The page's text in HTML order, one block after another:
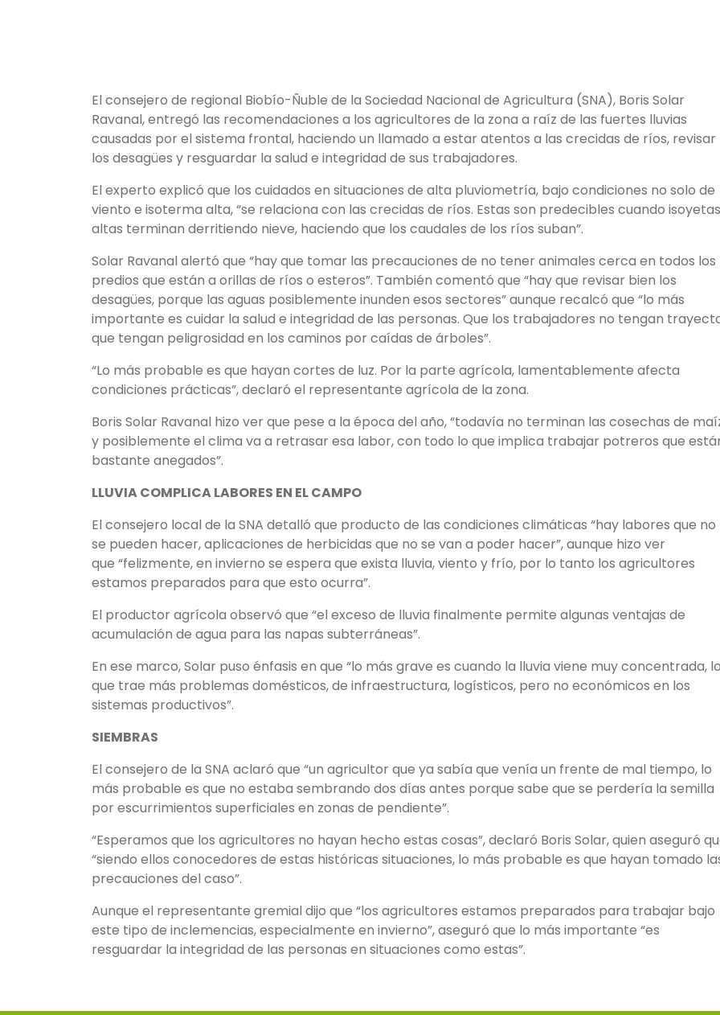
El consejero de regional Biobío-Ñuble de la Sociedad Nacional de Agricultura (SNA), Boris Solar
Ravanal, entregó las recomendaciones a los agricultores de la zona a raíz de las fuertes lluvias
causadas por el sistema frontal, haciendo un llamado a estar atentos a las crecidas de ríos, revisar
los desagües y resguardar la salud e integridad de sus trabajadores.
El experto explicó que los cuidados en situaciones de alta pluviometría, bajo condiciones no solo de
viento e isoterma alta, “se relaciona con las crecidas de ríos. Estas son predecibles cuando isoyetas
altas terminan derritiendo nieve, haciendo que los caudales de los ríos suban”.
Solar Ravanal alertó que “hay que tomar las precauciones de no tener animales cerca en todos los
predios que están a orillas de ríos o esteros”. También comentó que “hay que revisar bien los
desagües, porque las aguas posiblemente inunden esos sectores” aunque recalcó que “lo más
importante es cuidar la salud e integridad de las personas. Que los trabajadores no tengan
que tengan peligrosidad en los caminos por caídas de árboles”.
“Lo más probable es que hayan cortes de luz. Por la parte agrícola, lamentablemente afecta
condiciones prácticas”, declaró el representante agrícola de la zona.
Boris Solar Ravanal hizo ver que pese a la época del año, “todavía no terminan las cosechas de
y posiblemente el clima va a retrasar esa labor, con todo lo que implica trabajar potreros que
bastante anegados”.
LLUVIA COMPLICA LABORES EN EL CAMPO
El consejero local de la SNA detalló que producto de las condiciones climáticas “hay labores que no
se pueden hacer, aplicaciones de herbicidas que no se van a poder hacer”, aunque hizo ver
que “felizmente, en invierno se espera que exista lluvia, viento y frío, por lo tanto los agricultores
estamos preparados para que esto ocurra”.
El productor agrícola observó que “el exceso de lluvia finalmente permite algunas ventajas de
acumulación de agua para las napas subterráneas”.
En ese marco, Solar puso énfasis en que “lo más grave es cuando la lluvia viene muy concentrada, lo
que trae más problemas domésticos, de infraestructura, logísticos, pero no económicos en los
sistemas productivos”.
SIEMBRAS
El consejero de la SNA aclaró que “un agricultor que ya sabía que venía un frente de mal tiempo, lo
más probable es que no estaba sembrando dos días antes porque sabe que se perdería la semilla
por escurrimientos superficiales en zonas de pendiente”.
“Esperamos que los agricultores no hayan hecho estas cosas”, declaró Boris Solar, quien aseguró
“siendo ellos conocedores de estas históricas situaciones, lo más probable es que hayan tomado
precauciones del caso”.
Aunque el representante gremial dijo que “los agricultores estamos preparados para trabajar bajo
este tipo de inclemencias, especialmente en invierno”, aseguró que lo más importante “es
resguardar la integridad de las personas en situaciones como estas”.